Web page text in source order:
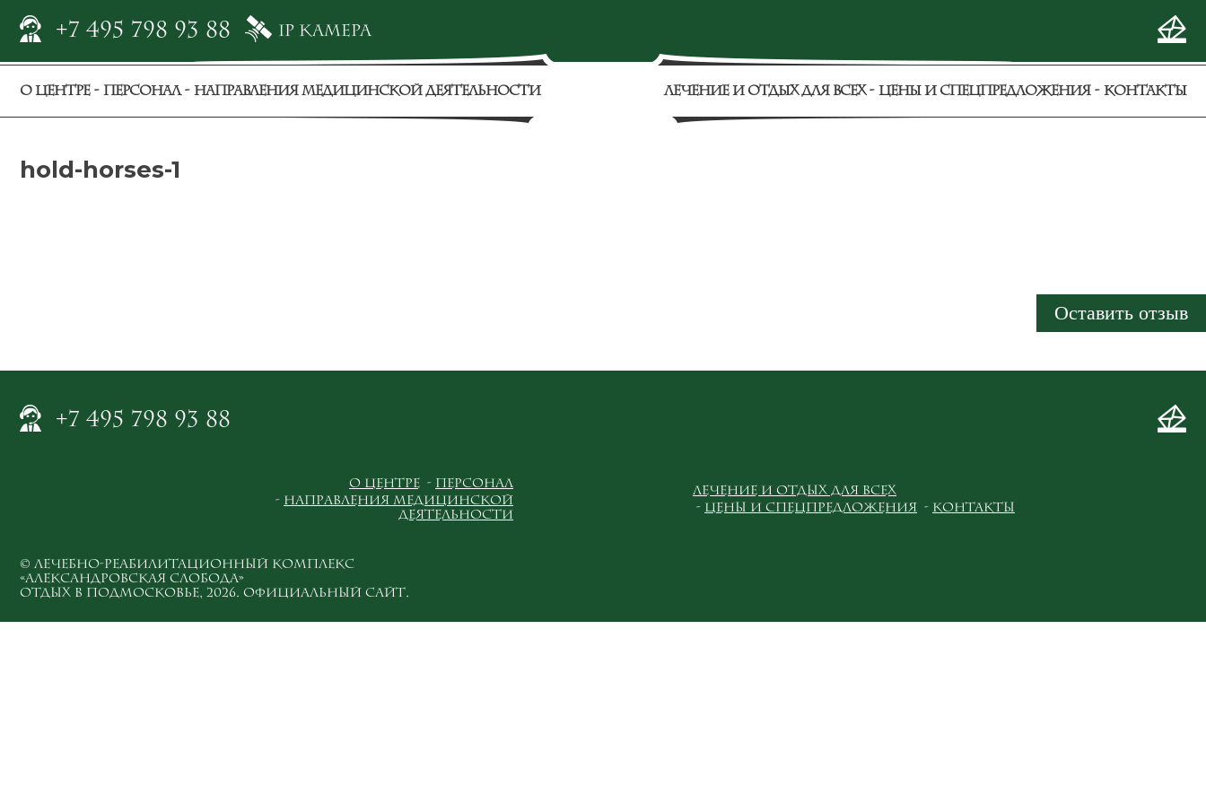
+7 495 798 93 88 IP камера
О ЦЕНТРЕ ПЕРСОНАЛ НАПРАВЛЕНИЯ МЕДИЦИНСКОЙ ДЕЯТЕЛЬНОСТИ ЛЕЧЕНИЕ И ОТДЫХ ДЛЯ ВСЕХ ЦЕНЫ И СПЕЦПРЕДЛОЖЕНИЯ КОНТАКТЫ
hold-horses-1
Оставить отзыв
+7 495 798 93 88
О центре
Персонал
Направления медицинской
деятельности
Лечение и отдых для всех
Цены и спецпредложения
Контакты
© ЛЕЧЕБНО-РЕАБИЛИТАЦИОННЫЙ КОМПЛЕКС
«АЛЕКСАНДРОВСКАЯ СЛОБОДА»
ОТДЫХ В ПОДМОСКОВЬЕ, 2026. ОФИЦИАЛЬНЫЙ САЙТ.